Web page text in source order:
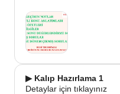
▶ Kalıp Hazırlama 1
Detaylar için tıklayınız